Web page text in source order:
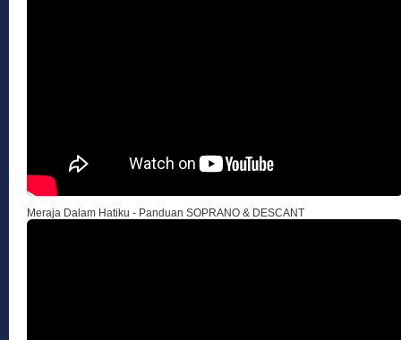
Meraja Dalam Hatiku - Panduan SOPRANO & DESCANT